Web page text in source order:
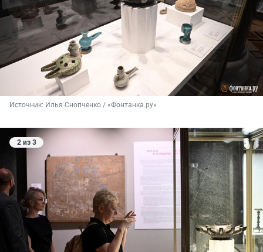
Источник: Илья Снопченко / «Фонтанка.ру»
2 из 3